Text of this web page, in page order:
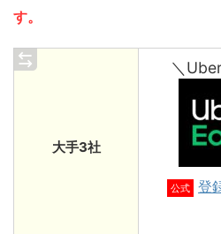
す。
大手3社
＼
公式 登